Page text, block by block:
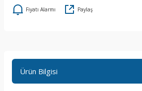
Fiyatı Alarmı Paylaş
Ürün Bilgisi